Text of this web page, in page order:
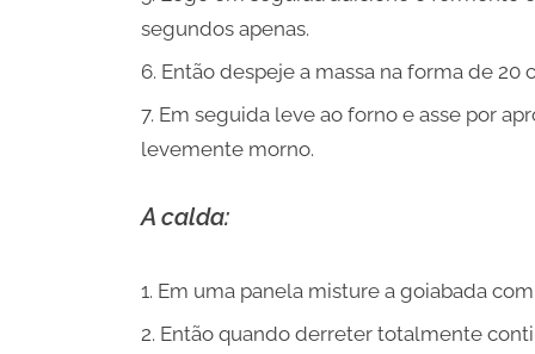
segundos apenas.
Então despeje a massa na forma de
Em seguida leve ao forno e asse por
levemente morno.
A calda:
Em uma panela misture a goiabada
Então quando derreter totalmente